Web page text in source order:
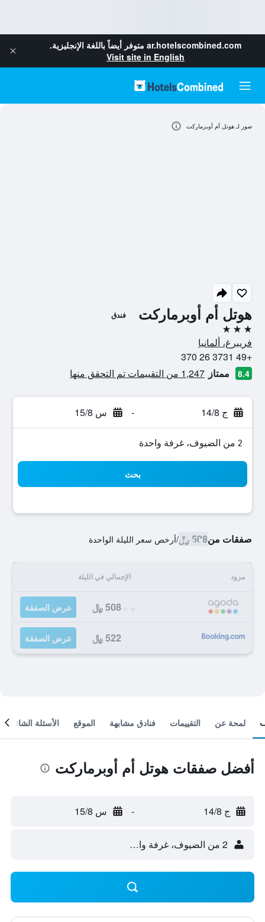
ar.hotelscombined.com متوفر أيضاً باللغة الإنجليزية.
Visit site in English
هوتل أم أوبرماركت فندق
3 نجوم
فريبرغ، ألمانيا
+49 3731 26 370
8.4 ممتاز 1,247 من التقييمات تم التحقق منها
ج 14/8 - س 15/8
2 من الضيوف، غرفة واحدة
بحث
صفقات من508 ﷼ /أرخص سعر الليلة الواحدة
مزود الإجمالي في الليلة
508 ﷼ عرض الصفقة
522 ﷼ عرض الصفقة
صور لـ هوتل أم أوبرماركت
لمحة عن التقييمات فنادق مشابهة الموقع الأسئلة الشائعة
أفضل صفقات هوتل أم أوبرماركت
ج 14/8 - س 15/8
2 من الضيوف، غرفة واحدة